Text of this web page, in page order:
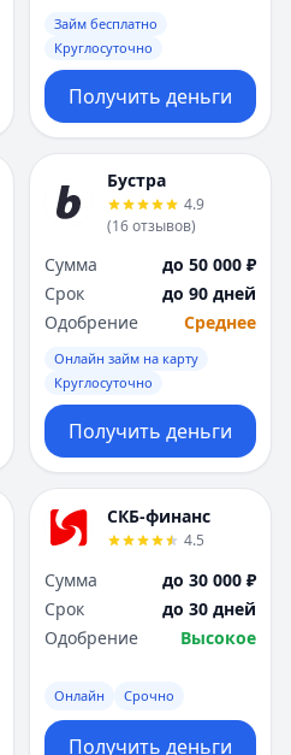
Займ бесплатно
Круглосуточно
Получить деньги
Бустра
4.9
(16отзывов)
Сумма
до 50 000 ₽
Срок
до 90 дней
Одобрение
Среднее
Онлайн займ на карту
Круглосуточно
Получить деньги
СКБ-финанс
4.5
Сумма
до 30 000 ₽
Срок
до 30 дней
Одобрение
Высокое
Онлайн Срочно
Получить деньги